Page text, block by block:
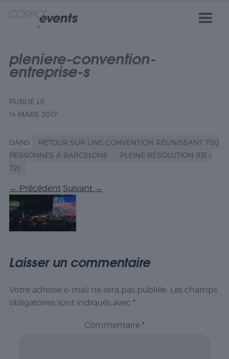
pleniere-convention-
entreprise-s
PUBLIÉ LE
14 MARS 2017
DANS
RETOUR SUR UNE CONVENTION RÉUNISSANT 700
PERSONNES À BARCELONE
PLEINE RÉSOLUTION (131 ×
72)
← Précédent Suivant →
Laisser un commentaire
Votre adresse e-mail ne sera pas publiée. Les champs
obligatoires sont indiqués avec *
Commentaire *